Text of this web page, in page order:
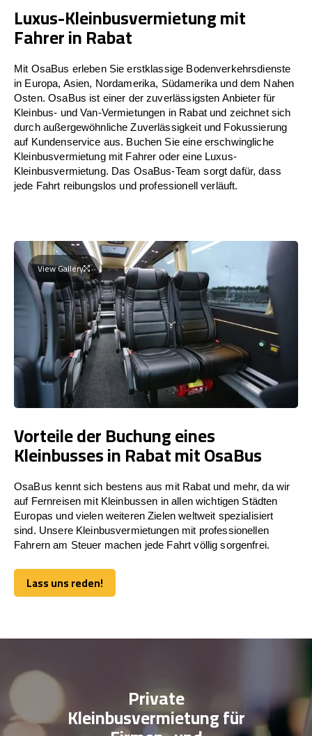
Luxus-Kleinbusvermietung mit
Fahrer in Rabat
Mit OsaBus erleben Sie erstklassige Bodenverkehrsdienste
in Europa, Asien, Nordamerika, Südamerika und dem Nahen
Osten. OsaBus ist einer der zuverlässigsten Anbieter für
Kleinbus- und Van-Vermietungen in Rabat und zeichnet sich
durch außergewöhnliche Zuverlässigkeit und Fokussierung
auf Kundenservice aus. Buchen Sie eine erschwingliche
Kleinbusvermietung mit Fahrer oder eine Luxus-
Kleinbusvermietung. Das OsaBus-Team sorgt dafür, dass
jede Fahrt reibungslos und professionell verläuft.
View Gallery
Vorteile der Buchung eines
Kleinbusses in Rabat mit OsaBus
OsaBus kennt sich bestens aus mit Rabat und mehr, da wir
auf Fernreisen mit Kleinbussen in allen wichtigen Städten
Europas und vielen weiteren Zielen weltweit spezialisiert
sind. Unsere Kleinbusvermietungen mit professionellen
Fahrern am Steuer machen jede Fahrt völlig sorgenfrei.
Lass uns reden!
Lass uns reden!
Private
Kleinbusvermietung für